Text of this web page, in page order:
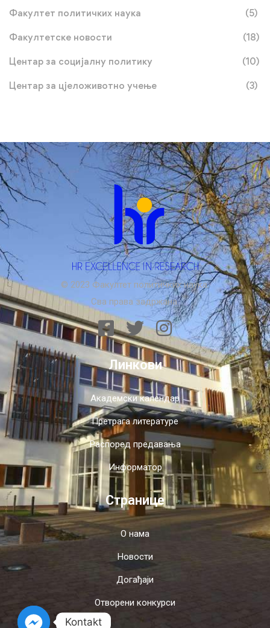
Факултет политичких наука (5)
Факултетске новости (18)
Центар за социјалну политику (10)
Центар за цјеложивотно учење (3)
© 2023 Факултет политичких наука.
Сва права задржана.
Линкови
Академски календар
Претрага литературе
Распоред предавања
Информатор
Странице
О нама
Новости
Догађаји
Отворени конкурси
Kontakt